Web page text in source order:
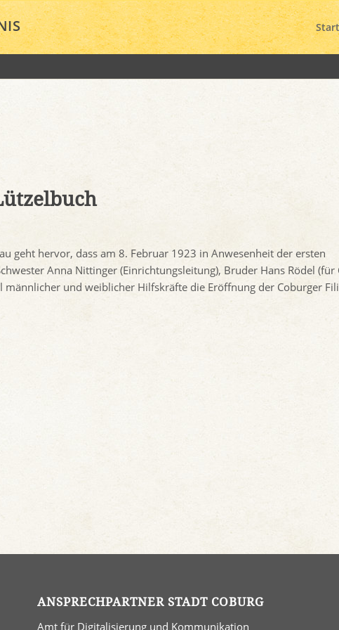
geht hervor, dass am 8. Februar 1923 in Anwesenheit der ersten
Anna Nittinger (Einrichtungsleitung), Bruder Hans Rödel (für
und weiblicher Hilfskräfte die Eröffnung der Coburger
ANSPRECHPARTNER STADT COBURG
Amt für Digitalisierung und Kommunikation